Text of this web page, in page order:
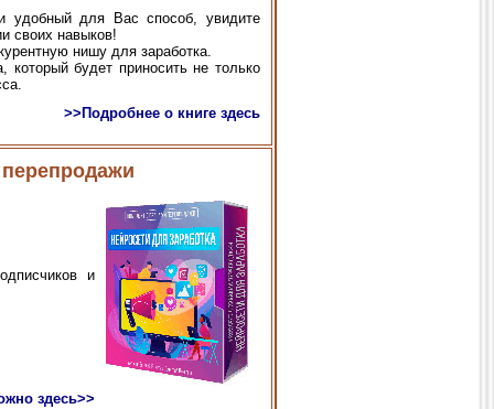
для Вас способ, увидите
своих навыков!
нишу для заработка.
будет приносить не только
>>Подробнее о книге здесь
и
здесь>>